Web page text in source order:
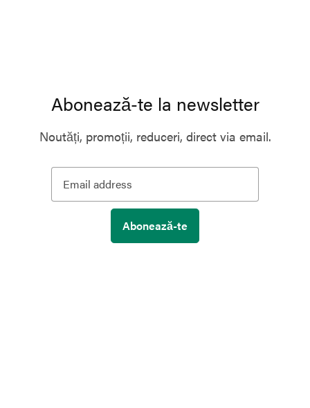
Abonează-te la newsletter
Noutăți, promoții, reduceri, direct via email.
Abonează-te